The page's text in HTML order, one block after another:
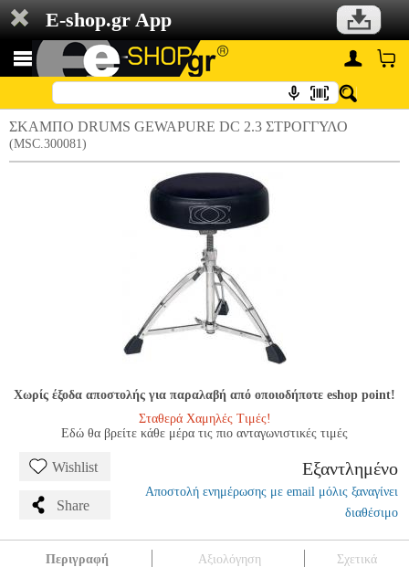
E-shop.gr App
ΣΚΑΜΠΟ DRUMS GEWAPURE DC 2.3 ΣΤΡΟΓΓΥΛΟ
(MSC.300081)
Χωρίς έξοδα αποστολής για παραλαβή από οποιοδήποτε eshop point!
Σταθερά Χαμηλές Τιμές!
Εδώ θα βρείτε κάθε μέρα τις πιο ανταγωνιστικές τιμές
Wishlist
Share
Εξαντλημένο
Αποστολή ενημέρωσης με email μόλις ξαναγίνει
διαθέσιμο
Περιγραφή Αξιολόγηση Σχετικά